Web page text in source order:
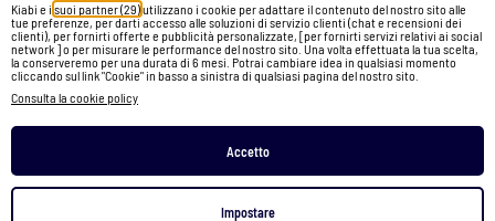
Kiabi e i suoi partner (29)utilizzano i cookie per adattare il contenuto del nostro sito alle
tue preferenze, per darti accesso alle soluzioni di servizio clienti (chat e recensioni dei
clienti), per fornirti offerte e pubblicità personalizzate, [per fornirti servizi relativi ai social
network ] o per misurare le performance del nostro sito. Una volta effettuata la tua scelta,
la conserveremo per una durata di 6 mesi. Potrai cambiare idea in qualsiasi momento
cliccando sul link "Cookie" in basso a sinistra di qualsiasi pagina del nostro sito.
Consulta la cookie policy
Accetto
Impostare
25,90 € 12,90 €
Vedi prodotto
2 colori
/